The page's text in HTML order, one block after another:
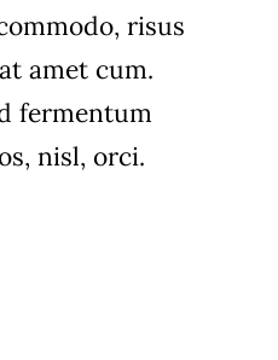
risus
amet cum.
fermentum
nisl, orci.